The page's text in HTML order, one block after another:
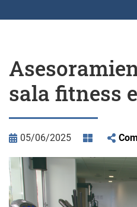
sala fitness
05/06/2025